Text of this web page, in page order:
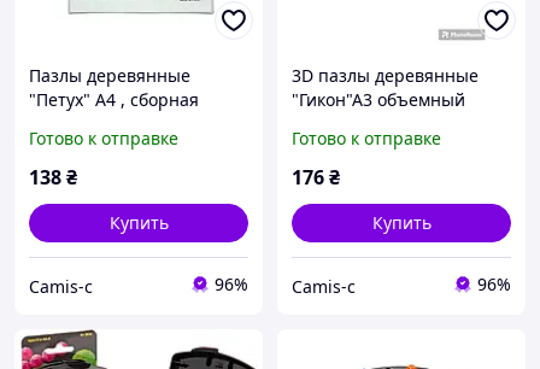
Пазлы деревянные
"Петух" А4 , сборная
детей и взрослых,
развивающий
Готово к отправке
138₴
Купить
Camis-c 96%
3D пазлы деревянные
"Гикон"А3 объемный
головоломка, для детей и
взрослых, лазерная резка
Готово к отправке
176₴
Купить
Camis-c 96%